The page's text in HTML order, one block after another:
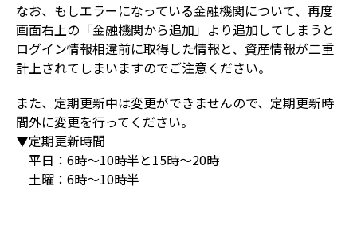
なお、もしエラーになっている金融機関について、再度
画面右上の「金融機関から追加」より追加してしまうと
ログイン情報相違前に取得した情報と、資産情報が二重
計上されてしまいますのでご注意ください。
また、定期更新中は変更ができませんので、定期更新時
間外に変更を行ってください。
▼定期更新時間
平日：6時～10時半と15時～20時
土曜：6時～10時半